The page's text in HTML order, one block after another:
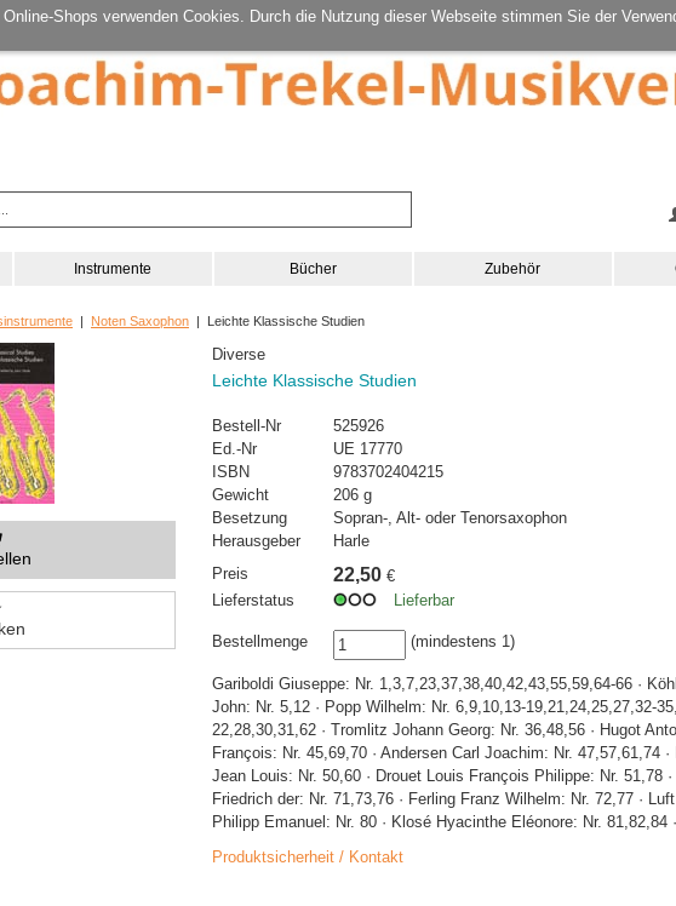
Shops verwenden Cookies. Durch die Nutzung dieser Webseite stimmen Sie der
Instrumente Bücher Zubehör
| Noten Saxophon | Leichte Klassische Studien
Diverse
Leichte Klassische Studien
Bestell-Nr
525926
Ed.-Nr
UE 17770
ISBN
9783702404215
Gewicht
206 g
Besetzung
Sopran-, Alt- oder Tenorsaxophon
Herausgeber
Harle
Preis
22,50 €
Lieferstatus
Lieferbar
Bestellmenge (mindestens 1)
Gariboldi Giuseppe: Nr. 1,3,7,23,37,38,40,42,43,55,59,64-66 ·
John: Nr. 5,12 · Popp Wilhelm: Nr. 6,9,10,13-19,21,24,25,27,32-
22,28,30,31,62 · Tromlitz Johann Georg: Nr. 36,48,56 · Hugot
François: Nr. 45,69,70 · Andersen Carl Joachim: Nr. 47,57,61,74
Jean Louis: Nr. 50,60 · Drouet Louis François Philippe: Nr. 51,78
Friedrich der: Nr. 71,73,76 · Ferling Franz Wilhelm: Nr. 72,77 ·
Philipp Emanuel: Nr. 80 · Klosé Hyacinthe Eléonore: Nr. 81,82,84
Produktsicherheit / Kontakt